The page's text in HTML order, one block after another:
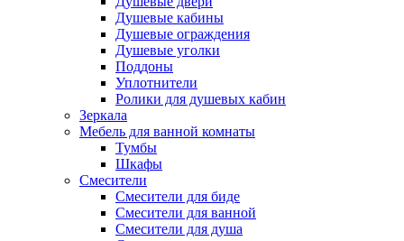
Душевые кабины
Душевые ограждения
Душевые уголки
Поддоны
Уплотнители
Ролики для душевых кабин
Зеркала
Мебель для ванной комнаты
Тумбы
Шкафы
Смесители
Смесители для биде
Смесители для ванной
Смесители для душа